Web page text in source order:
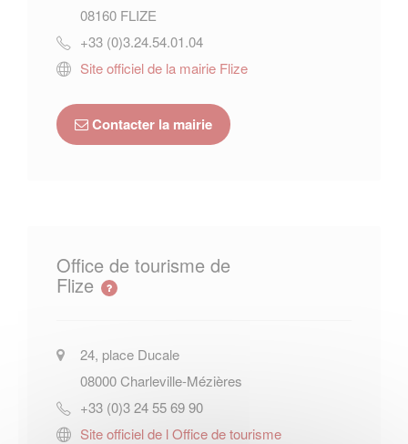
08160 FLIZE
+33 (0)3.24.54.01.04
Site officiel de la mairie Flize
Contacter la mairie
Office de tourisme de
Flize
24, place Ducale
08000Charleville-Mézières
+33 (0)3 24 55 69 90
Site officiel de l Office de tourisme